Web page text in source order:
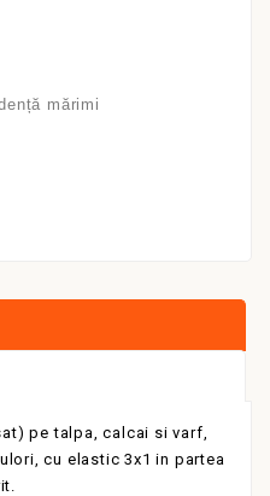
mărimi
pe talpa, calcai si varf,
cu elastic 3x1 in partea